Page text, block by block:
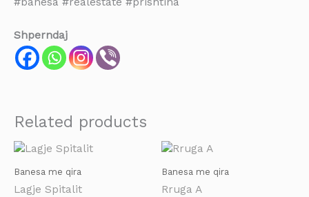
Shperndaj
Related products
Banesa me qira
Lagje Spitalit
Banesa me qira
Rruga A